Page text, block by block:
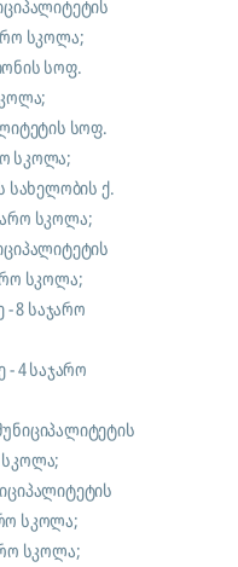
სკოლა;
სოფ.
სოფ.
სკოლა;
სახელობის ქ.
სკოლა;
სკოლა;
- 8 საჯარო
- 4 საჯარო
სკოლა;
სკოლა;